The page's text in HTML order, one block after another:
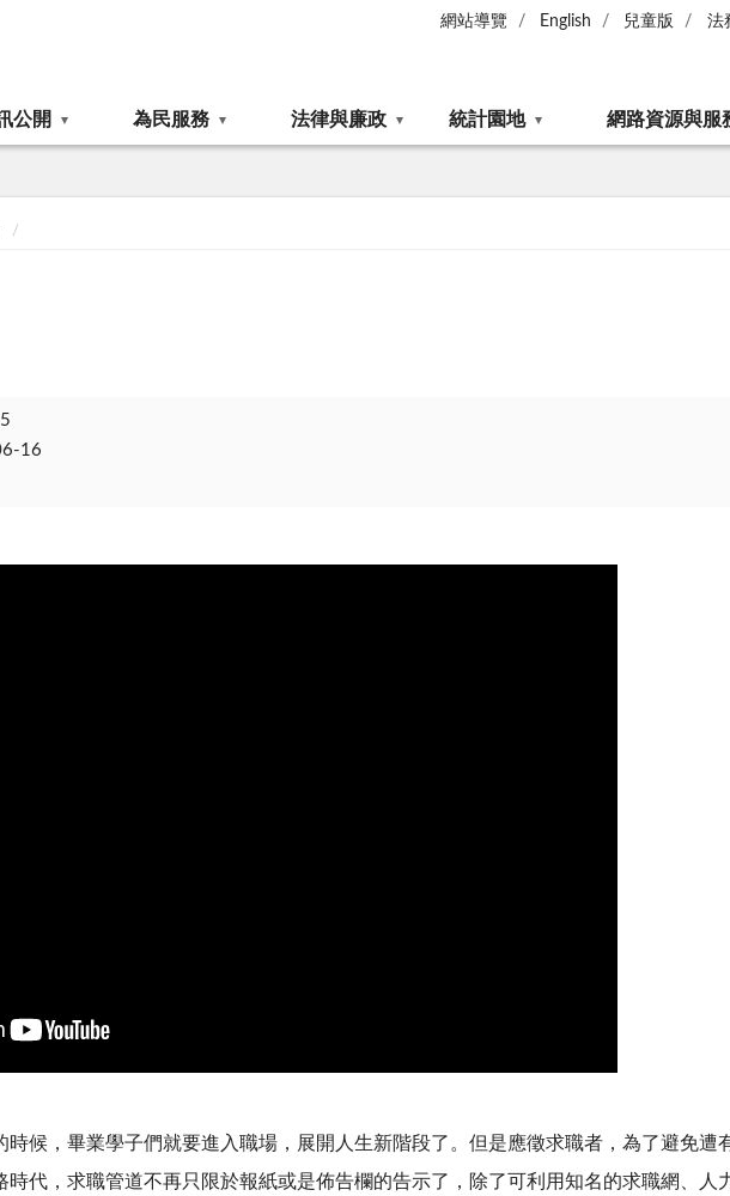
網站導覽 English 兒童版 法
公開 為民服務 法律與廉政 統計園地 網路資源與服
16
時候，畢業學子們就要進入職場，展開人生新階段了。但是應徵求職者，為了避免遭
時代，求職管道不再只限於報紙或是佈告欄的告示了，除了可利用知名的求職網、人